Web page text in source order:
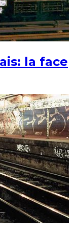
la face